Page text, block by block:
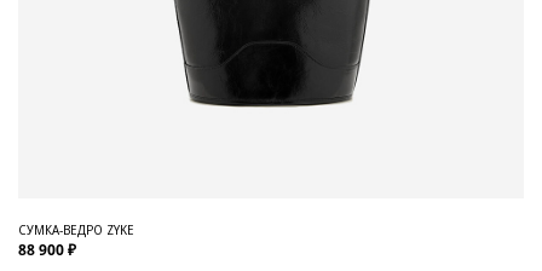
СУМКА-ВЕДРО ZYKE
88 900 ₽